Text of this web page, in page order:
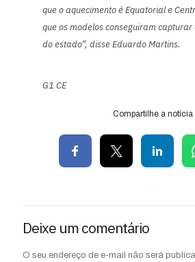
que o aquecimento é Equatorial e
que os modelos conseguiram
do estado”, disse Eduardo Martins.
G1 CE
Compartilhe a notícia
Deixe um comentário
O seu endereço de e-mail não será